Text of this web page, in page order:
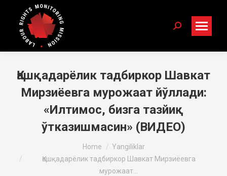
Search:
Қашқадарёлик тадбиркор Шавкат
Мирзиёевга мурожаат йўллади:
«Илтимос, бизга тазйиқ
ўтказишмасин» (ВИДЕО)
Home
Yangiliklar
Қашқадарёлик тадбиркор Шавкат Мирзиёевга
мурожаат…